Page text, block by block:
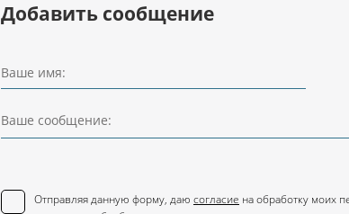
Добавить сообщение
Ваше имя:
Ваше сообщение:
Отправляя данную форму, даю согласие на обработку моих